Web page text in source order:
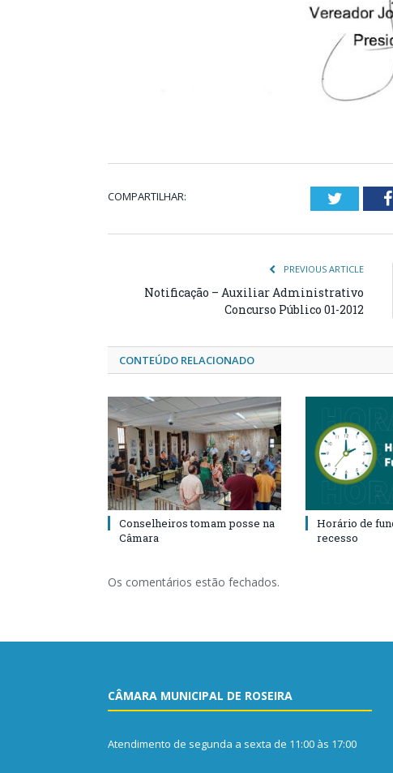
COMPARTILHAR: Twitter
PREVIOUS ARTICLE
Notificação – Auxiliar Administrativo
Concurso Público 01-2012
CONTEÚDO RELACIONADO
Conselheiros tomam posse na
Câmara
Horário de
recesso
Os comentários estão fechados.
CÂMARA MUNICIPAL DE ROSEIRA
Atendimento de segunda a sexta de 11:00 às 17:00